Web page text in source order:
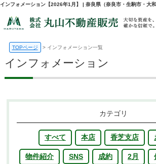
TOPページ インフォメーション一覧
インフォメーション
カテゴリ
すべて 本店 香芝支店
物件紹介 SNS 成約 2月